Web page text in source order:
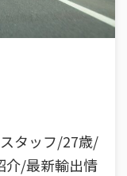
タッフ/27歳/
介/最新輸出情